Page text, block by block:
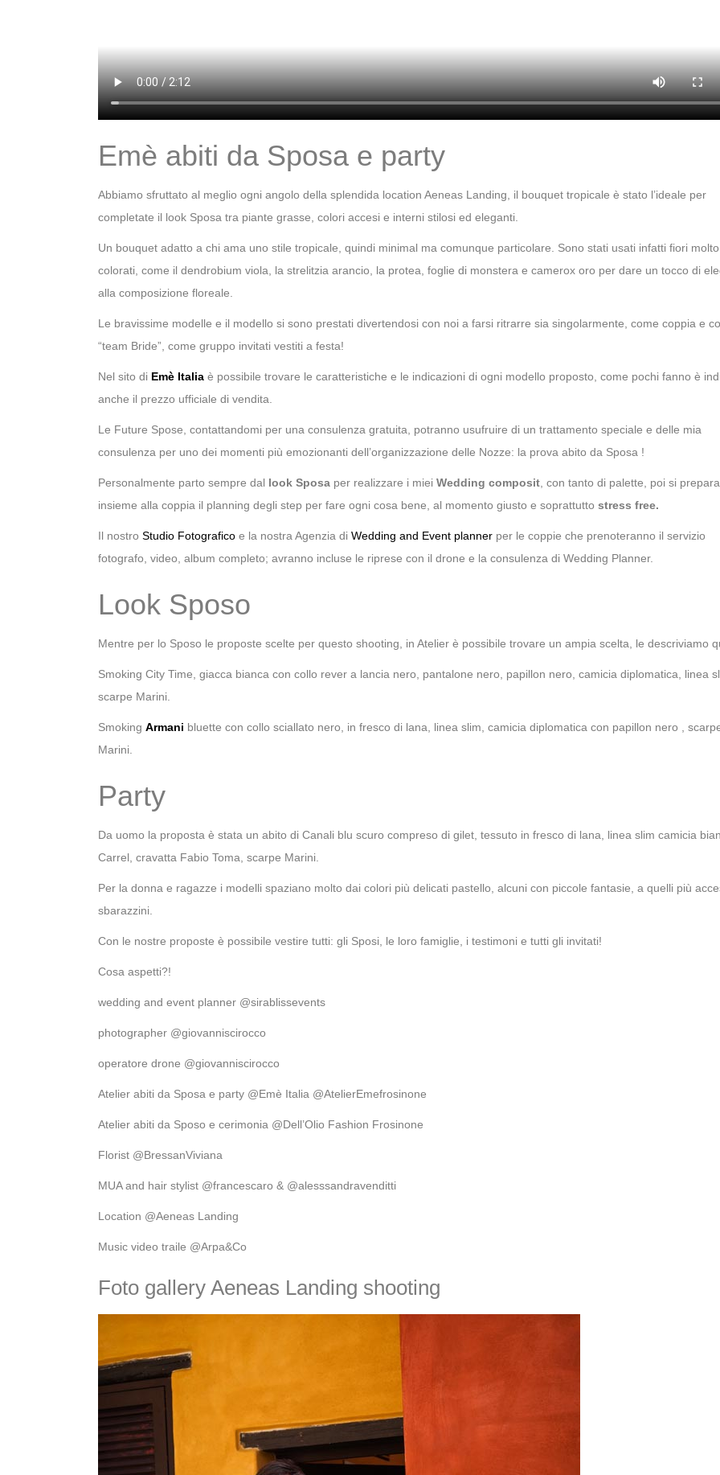
Emè abiti da Sposa e party
Abbiamo sfruttato al meglio ogni angolo della splendida location Aeneas Landing, il bouquet tropicale è stato l’ideale per
completate il look Sposa tra piante grasse, colori accesi e interni stilosi ed eleganti.
Un bouquet adatto a chi ama uno stile tropicale, quindi minimal ma comunque particolare. Sono stati usati infatti fiori molto
colorati, come il dendrobium viola, la strelitzia arancio, la protea, foglie di monstera e camerox oro per dare un tocco di
alla composizione floreale.
Le bravissime modelle e il modello si sono prestati divertendosi con noi a farsi ritrarre sia singolarmente, come coppia e
“team Bride”, come gruppo invitati vestiti a festa!
Nel sito di Emè Italia è possibile trovare le caratteristiche e le indicazioni di ogni modello proposto, come pochi fanno è
anche il prezzo ufficiale di vendita.
Le Future Spose, contattandomi per una consulenza gratuita, potranno usufruire di un trattamento speciale e delle mia
consulenza per uno dei momenti più emozionanti dell’organizzazione delle Nozze: la prova abito da Sposa !
Personalmente parto sempre dal look Sposa per realizzare i miei Wedding composit, con tanto di palette, poi si
insieme alla coppia il planning degli step per fare ogni cosa bene, al momento giusto e soprattutto stress free.
Il nostro Studio Fotografico e la nostra Agenzia di Wedding and Event planner per le coppie che prenoteranno il servizio
fotografo, video, album completo; avranno incluse le riprese con il drone e la consulenza di Wedding Planner.
Look Sposo
Mentre per lo Sposo le proposte scelte per questo shooting, in Atelier è possibile trovare un ampia scelta, le descriviamo
Smoking City Time, giacca bianca con collo rever a lancia nero, pantalone nero, papillon nero, camicia diplomatica, linea
scarpe Marini.
Smoking Armani bluette con collo sciallato nero, in fresco di lana, linea slim, camicia diplomatica con papillon nero ,
Marini.
Party
Da uomo la proposta è stata un abito di Canali blu scuro compreso di gilet, tessuto in fresco di lana, linea slim camicia
Carrel, cravatta Fabio Toma, scarpe Marini.
Per la donna e ragazze i modelli spaziano molto dai colori più delicati pastello, alcuni con piccole fantasie, a quelli più
sbarazzini.
Con le nostre proposte è possibile vestire tutti: gli Sposi, le loro famiglie, i testimoni e tutti gli invitati!
Cosa aspetti?!
wedding and event planner @sirablissevents
photographer @giovanniscirocco
operatore drone @giovanniscirocco
Atelier abiti da Sposa e party @Emè Italia @AtelierEmefrosinone
Atelier abiti da Sposo e cerimonia @Dell’Olio Fashion Frosinone
Florist @BressanViviana
MUA and hair stylist @francescaro & @alesssandravenditti
Location @Aeneas Landing
Music video traile @Arpa&Co
Foto gallery Aeneas Landing shooting